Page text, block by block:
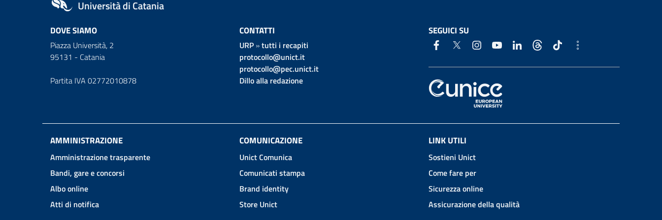
Università di Catania
DOVE SIAMO
Piazza Università, 2
95131 - Catania
Partita IVA 02772010878
CONTATTI
URP»tutti i recapiti
protocollo@unict.it
protocollo@pec.unict.it
Dillo alla redazione
SEGUICI SU
AMMINISTRAZIONE
Amministrazione trasparente
Bandi, gare e concorsi
Albo online
Atti di notifica
COMUNICAZIONE
Unict Comunica
Comunicati stampa
Brand identity
Store Unict
LINK UTILI
Sostieni Unict
Come fare per
Sicurezza online
Assicurazione della qualità